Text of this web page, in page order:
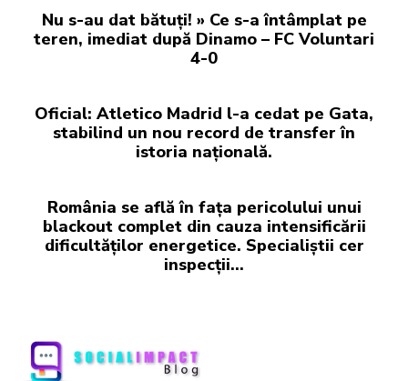
Nu s-au dat bătuți! » Ce s-a întâmplat pe
teren, imediat după Dinamo – FC Voluntari
4-0
Oficial: Atletico Madrid l-a cedat pe Gata,
stabilind un nou record de transfer în
istoria națională.
România se află în fața pericolului unui
blackout complet din cauza intensificării
dificultăților energetice. Specialiștii cer
inspecții…